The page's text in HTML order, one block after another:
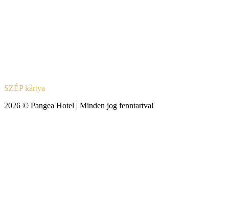
SZÉP kártya
2026 © Pangea Hotel | Minden jog fenntartva!